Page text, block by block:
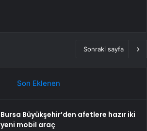
Sonraki sayfa
Son Eklenen
Bursa Büyükşehir’den afetlere hazır iki
yeni mobil araç